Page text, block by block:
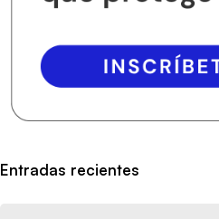
Entradas recientes